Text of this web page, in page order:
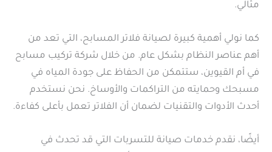
مثالي.
كما نولي أهمية كبيرة لصيانة فلاتر المسابح، التي تعد من
أهم عناصر النظام بشكل عام. من خلال شركة تركيب مسابح
في أم القيوين، ستتمكن من الحفاظ على جودة المياه في
مسبحك وحمايته من التراكمات والأوساخ. نحن نستخدم
أحدث الأدوات والتقنيات لضمان أن الفلاتر تعمل بأعلى كفاءة.
أيضًا، نقدم خدمات صيانة للتسربات التي قد تحدث في